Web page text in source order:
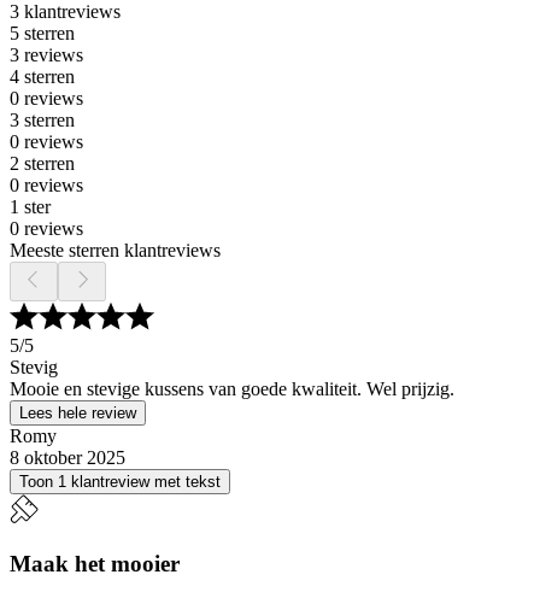
3 klantreviews
5 sterren
3 reviews
4 sterren
0 reviews
3 sterren
0 reviews
2 sterren
0 reviews
1 ster
0 reviews
Meeste sterren klantreviews
5/5
Stevig
Mooie en stevige kussens van goede kwaliteit. Wel prijzig.
Lees hele review
Romy
8 oktober 2025
Toon 1 klantreview met tekst
Maak het mooier